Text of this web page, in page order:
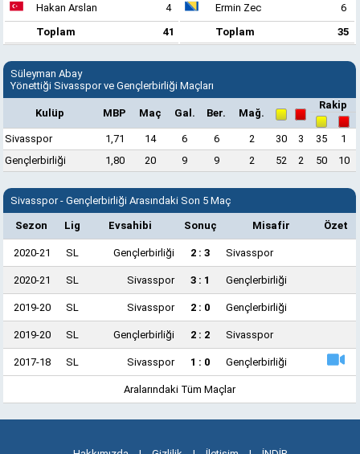
Hakan Arslan
4
Toplam
41
Ermin Zec
6
Toplam
35
Süleyman Abay
Yönettiği Sivasspor ve Gençlerbirliği Maçları
Kulüp MBP Maç Gal. Ber. Mağ.
Rakip
Sivasspor 1,71 14 6 6 2 30 3 35
1
Gençlerbirliği
1,80 20 9 9 2 52 2 50 10
Sivasspor - Gençlerbirliği Arasındaki Son 5 Maç
Sezon Lig Evsahibi Sonuç Misafir Özet
2020-21 SL Gençlerbirliği 2 : 3 Sivasspor
2020-21 SL Sivasspor 3 : 1 Gençlerbirliği
2019-20 SL Sivasspor 2 : 0 Gençlerbirliği
2019-20 SL Gençlerbirliği 2 : 2 Sivasspor
2017-18 SL Sivasspor 1 : 0 Gençlerbirliği
Aralarındaki Tüm Maçlar